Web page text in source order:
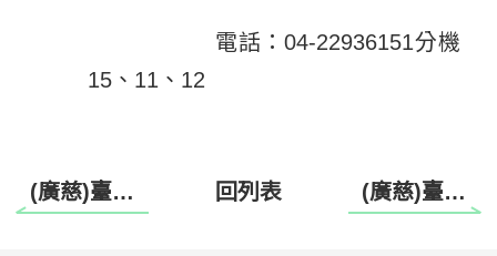
電話：04-22936151分機
15、11、12
(廣慈)臺北市廣慈視障者生活重建中心-擁抱健康系列講座 守護笑容，從「齒」開始 回列表 (廣慈)臺北市廣慈視障者生活重建中心 椅子瑜珈伸展班